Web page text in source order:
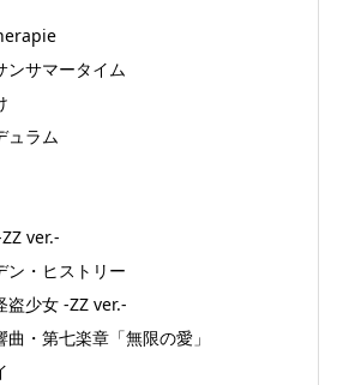
ンサマータイム
ュラム
ver.-
ン・ヒストリー
盗少女 -ZZ ver.-
・第七楽章「無限の愛」